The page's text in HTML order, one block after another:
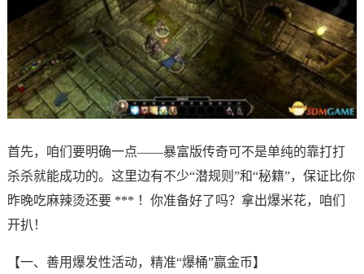
首先，咱们要明确一点——暴富版传奇可不是单纯的靠打打
杀杀就能成功的。这里边有不少“潜规则”和“秘籍”，保证比你
昨晚吃麻辣烫还要 *** ！你准备好了吗？拿出爆米花，咱们
开扒！
【一、善用爆发性活动，精准“爆桶”赢金币】